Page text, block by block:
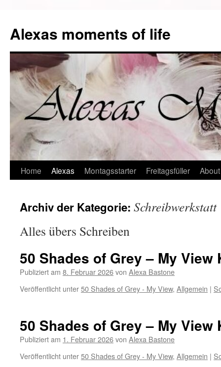
Alexas moments of life
Zum
springen
Home Alexas Montagsstarter Freitagsfüller
Archiv der Kategorie: Schreibwerkstatt
Alles übers Schreiben
50 Shades of Grey – My View
Publiziert am 8. Februar 2026von Alexa Bastone
Veröffentlicht unter50 Shades of Grey - My View, Allgemein |
50 Shades of Grey – My View
Publiziert am 1. Februar 2026von Alexa Bastone
Veröffentlicht unter50 Shades of Grey - My View, Allgemein |